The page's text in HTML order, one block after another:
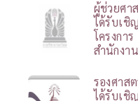
ผู้ช่วยศา
ได้รับเชิ
โครงกา
สำนักงา
รองศาส
ได้รับเชิ